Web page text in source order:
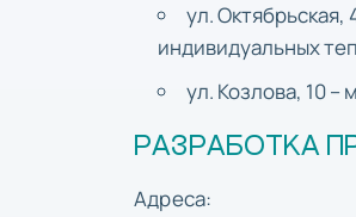
ул.
индивидуальных
ул. Козлова, 10
РАЗРАБОТКА
Адреса: